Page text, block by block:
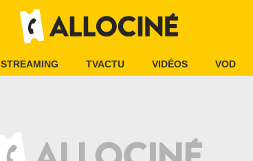
STREAMING TVACTU VIDÉOS VOD